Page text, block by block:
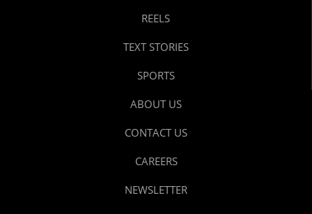
REELS
TEXT STORIES
SPORTS
ABOUT US
CONTACT US
CAREERS
NEWSLETTER